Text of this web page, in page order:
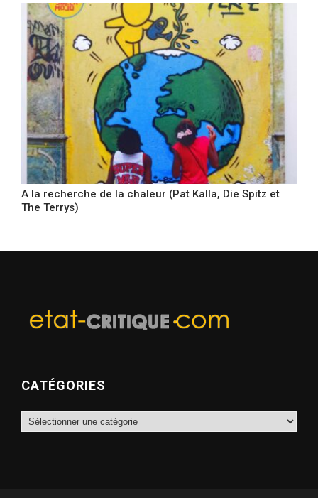
A la recherche de la chaleur (Pat Kalla, Die Spitz et
The Terrys)
CATÉGORIES
Catégories